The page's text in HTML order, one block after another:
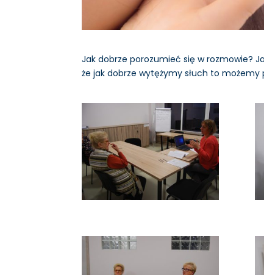
Jak dobrze porozumieć się w rozmowie?
że jak dobrze wytężymy słuch to